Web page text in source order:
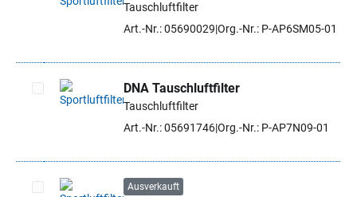
Artikel auswählen
Tauschluftfilter
Art.-Nr.: 05690029 Org.-Nr.: P-AP6SM05-01
Artikel auswählen
DNA Tauschluftfilter
Tauschluftfilter
Art.-Nr.: 05691746Org.-Nr.: P-AP7N09-01
Ausverkauft